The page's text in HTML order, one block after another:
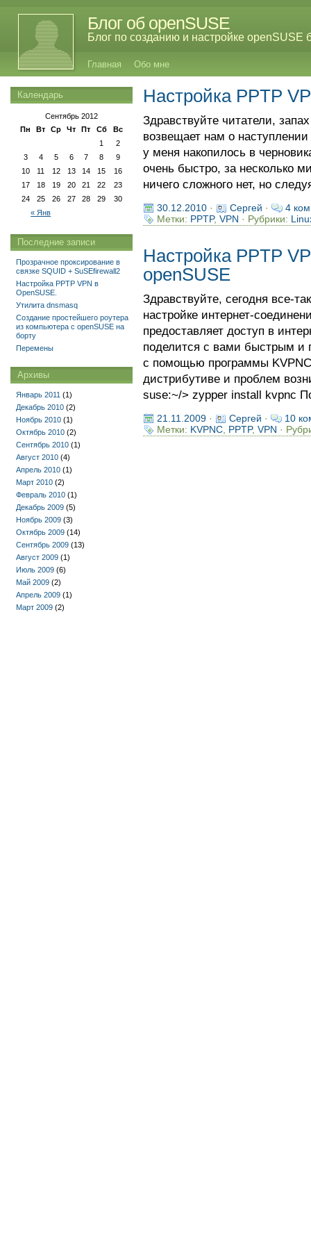
Блог об openSUSE
Блог по созданию и настройке openSUSE
Главная Обо мне
Настройка PPTP
Здравствуйте читатели,
возвещает нам о
у меня накопилось в
очень быстро, за несколько
ничего сложного нет, но
30.12.2010· Сергей ·
4
Метки: PPTP, VPN · Рубрики:
Настройка PPTP
openSUSE
Здравствуйте, сегодня все-
настройке интернет-
предоставляет доступ в
поделится с вами быстрым и
с помощью программы
дистрибутиве и проблем
suse:~/> zypper install kvpnc
21.11.2009· Сергей ·
10
Метки: KVPNC, PPTP, VPN ·
Календарь
Сентябрь 2012
Пн
Вт Ср Чт Пт Сб Вс
« Янв
1
2
3
4 5 6 7 8
9
10
11 12 13 14 15
16
17
18 19 20 21 22
23
24
25 26 27 28 29 30
Последние записи
Прозрачное проксирование в
связке SQUID + SuSEfirewall2
Настройка PPTP VPN в
OpenSUSE.
Утилита dnsmasq
Создание простейшего роутера
из компьютера с openSUSE на
борту
Перемены
Архивы
Январь 2011 (1)
Декабрь 2010 (2)
Ноябрь 2010 (1)
Октябрь 2010 (2)
Сентябрь 2010 (1)
Август 2010 (4)
Апрель 2010 (1)
Март 2010 (2)
Февраль 2010 (1)
Декабрь 2009 (5)
Ноябрь 2009 (3)
Октябрь 2009 (14)
Сентябрь 2009 (13)
Август 2009 (1)
Июль 2009 (6)
Май 2009 (2)
Апрель 2009 (1)
Март 2009 (2)